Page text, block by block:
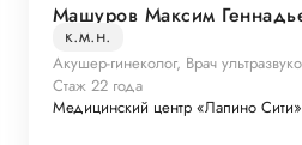
Машуров Максим
к.м.н.
Акушер-гинеколог, Врач
Стаж 22 года
Медицинский центр «Лапино Сити»